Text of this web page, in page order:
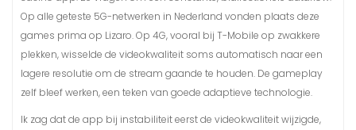
Op alle geteste 5G-netwerken in Nederland vonden plaats deze
games prima op Lizaro. Op 4G, vooral bij T-Mobile op zwakkere
plekken, wisselde de videokwaliteit soms automatisch naar een
lagere resolutie om de stream gaande te houden. De gameplay
zelf bleef werken, een teken van goede adaptieve technologie.
Ik zag dat de app bij instabiliteit eerst de videokwaliteit wijzigde,